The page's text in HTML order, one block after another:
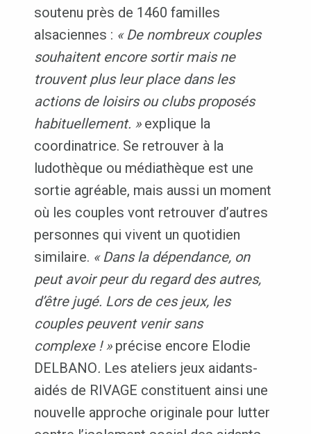
soutenu près de 1460 familles
alsaciennes : « De nombreux couples
souhaitent encore sortir mais ne
trouvent plus leur place dans les
actions de loisirs ou clubs proposés
habituellement. » explique la
coordinatrice. Se retrouver à la
ludothèque ou médiathèque est une
sortie agréable, mais aussi un moment
où les couples vont retrouver d’autres
personnes qui vivent un quotidien
similaire. « Dans la dépendance, on
peut avoir peur du regard des autres,
d’être jugé. Lors de ces jeux, les
couples peuvent venir sans
complexe ! » précise encore Elodie
DELBANO. Les ateliers jeux aidants-
aidés de RIVAGE constituent ainsi une
nouvelle approche originale pour lutter